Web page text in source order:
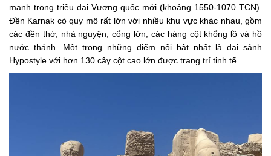
mạnh trong triều đại Vương quốc mới (khoảng 1550-1070 TCN).
Đền Karnak có quy mô rất lớn với nhiều khu vực khác nhau, gồm
các đền thờ, nhà nguyện, cổng lớn, các hàng cột khổng lồ và hồ
nước thánh. Một trong những điểm nổi bật nhất là đại sảnh
Hypostyle với hơn 130 cây cột cao lớn được trang trí tinh tế.